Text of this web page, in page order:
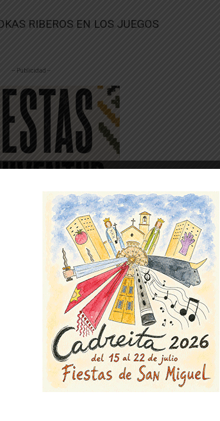
RIBEROS EN LOS JUEGOS
-- Publicidad --
EL ÍBERO Y EL RIBERA NAVARRA
celebró la Primera Fase de los Juegos
Trinquete de Mendillorri, en la que
entre las edades de 13 a 14,
categoría cadete.